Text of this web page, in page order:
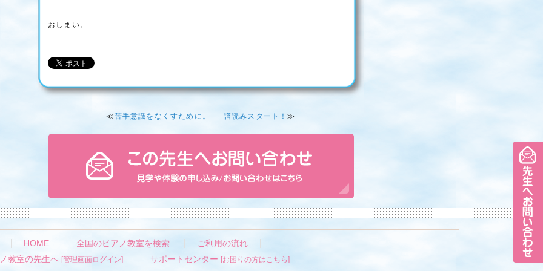
おしまい。
≪苦手意識をなくすために。 譜読みスタート！≫
HOME 全国のピアノ教室を検索
ご利用の流れ
教室の先生へ [管理画面ログイン] サポートセンター [お困りの方はこちら]